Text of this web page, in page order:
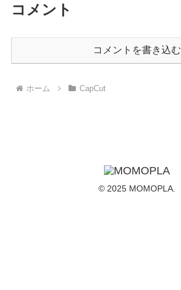
コメント
コメントを書き込む
ホーム CapCut
© 2025 MOMOPLA.